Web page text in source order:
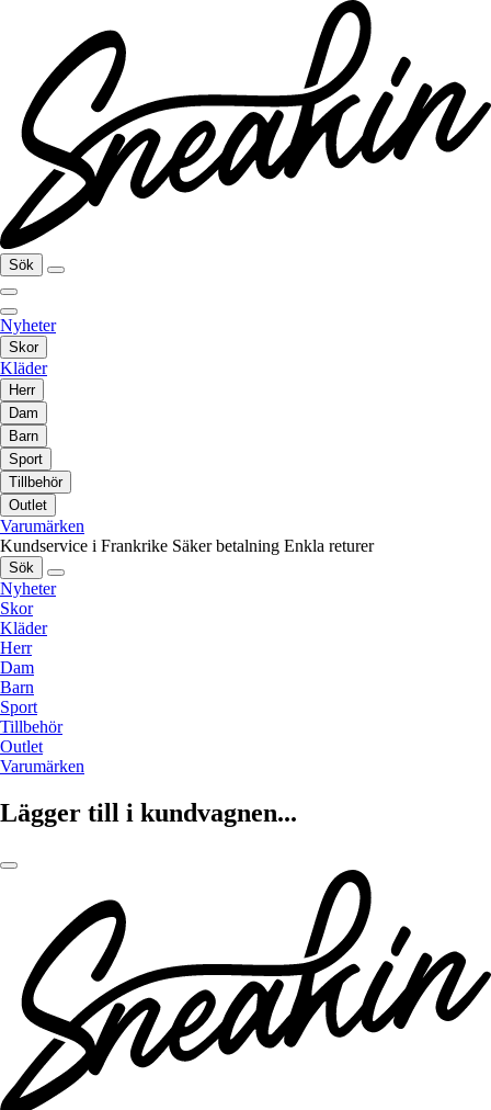
Sök
Nyheter
Skor
Kläder
Herr
Dam
Barn
Sport
Tillbehör
Outlet
Varumärken
Kundservice i Frankrike Säker betalning Enkla returer
Sök
Nyheter
Skor
Kläder
Herr
Dam
Barn
Sport
Tillbehör
Outlet
Varumärken
Lägger till i kundvagnen...